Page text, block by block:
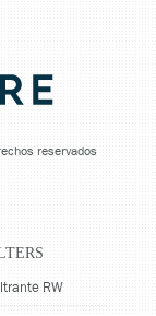
reservados
RW